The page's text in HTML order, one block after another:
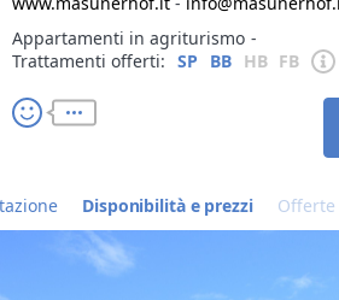
Appartamenti in agriturismo ‐
Trattamenti offerti: SP BB HB FB
Disponibilità e prezzi Offerte